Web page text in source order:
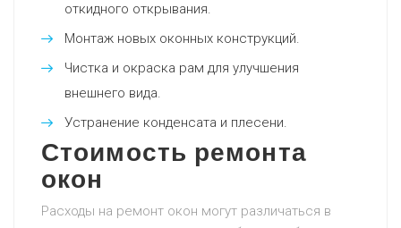
откидного открывания.
Монтаж новых оконных конструкций.
Чистка и окраска рам для улучшения
внешнего вида.
Устранение конденсата и плесени.
Стоимость ремонта
окон
Расходы на ремонт окон могут различаться в